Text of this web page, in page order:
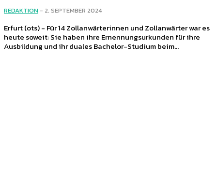
REDAKTION - 2. SEPTEMBER 2024
Erfurt (ots) - Für 14 Zollanwärterinnen und Zollanwärter war es
heute soweit: Sie haben ihre Ernennungsurkunden für ihre
Ausbildung und ihr duales Bachelor-Studium beim...